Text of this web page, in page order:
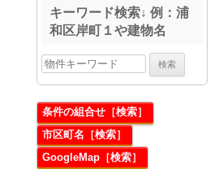
キーワード検索↓ 例：浦
和区岸町１や建物名
条件の組合せ［検索］
市区町名［検索］
GoogleMap［検索］